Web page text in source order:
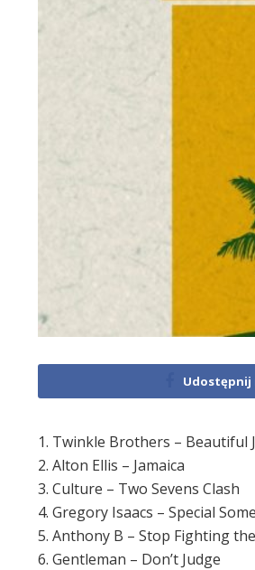
Udostępnij
1. Twinkle Brothers – Beautiful
2. Alton Ellis – Jamaica
3. Culture – Two Sevens Clash
4. Gregory Isaacs – Special
5. Anthony B – Stop Fighting
6. Gentleman – Don’t Judge